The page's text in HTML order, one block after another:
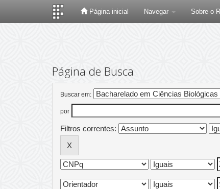
Página inicial Navegar Sobre o
Página de Busca
Buscar em:
por
Filtros correntes: